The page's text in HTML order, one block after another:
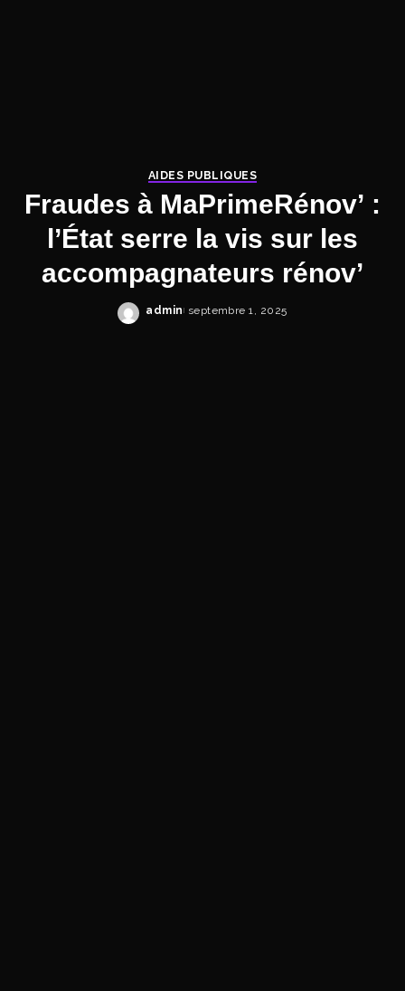
AIDES PUBLIQUES
Fraudes à MaPrimeRénov’ :
l’État serre la vis sur les
accompagnateurs rénov’
Posted
admin septembre 1, 2025